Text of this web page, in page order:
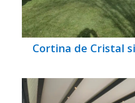
Cortina de Cristal